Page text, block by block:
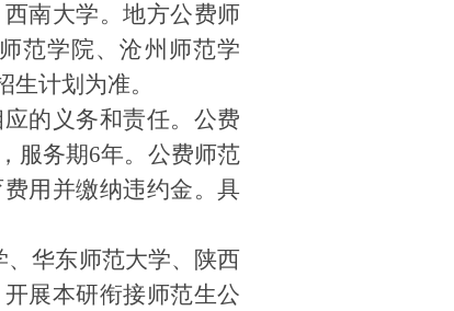
南大学。地方公费师
范学院、沧州师范学
计划为准。
的义务和责任。公费
服务期6年。公费师范
用并缴纳违约金。具
、华东师范大学、陕西
展本研衔接师范生公